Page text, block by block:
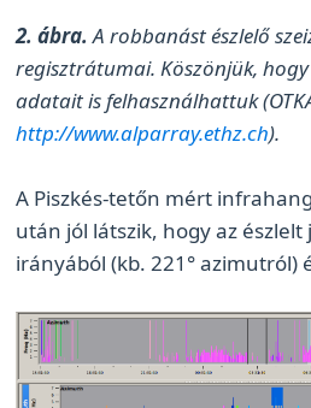
2. ábra. A robbanást észlelő
regisztrátumai. Köszönjük,
adatait is felhasználhattuk
http://www.alparray.ethz.ch).
A Piszkés-tetőn mért
után jól látszik, hogy az
irányából (kb. 221° azimutról)